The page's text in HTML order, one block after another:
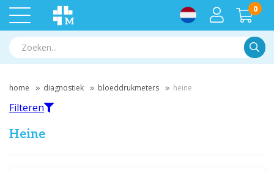
0
home diagnostiek bloeddrukmeters heine
Filteren
Heine